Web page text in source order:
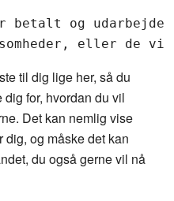
betalt og udarbejdet
eller de
til dig lige her, så du
for, hvordan du vil
Det kan nemlig vise
og måske det kan
du også gerne vil nå